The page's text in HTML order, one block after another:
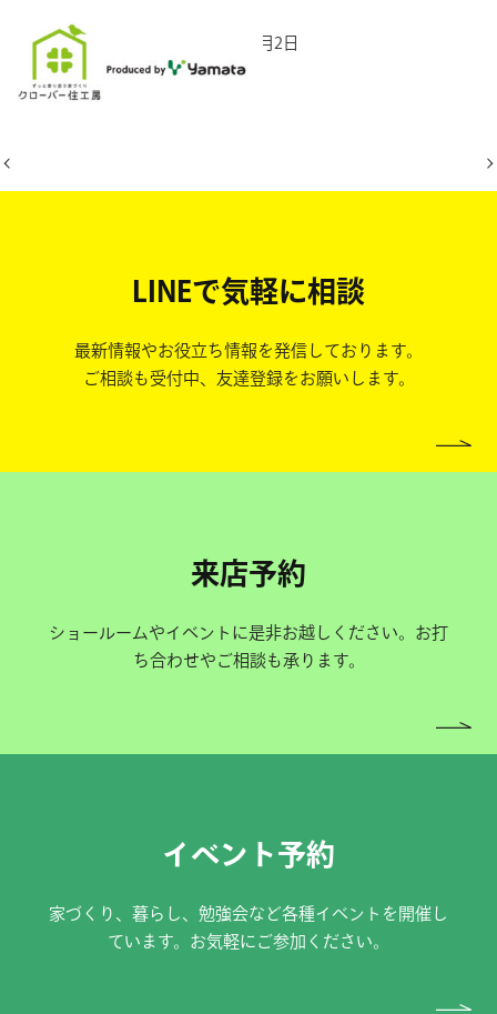
2025年10月2日
LINEで気軽に相談
最新情報やお役立ち情報を発信しております。
ご相談も受付中、友達登録をお願いします。
来店予約
ショールームやイベントに是非お越しください。お打
ち合わせやご相談も承ります。
イベント予約
家づくり、暮らし、勉強会など各種イベントを開催し
ています。お気軽にご参加ください。